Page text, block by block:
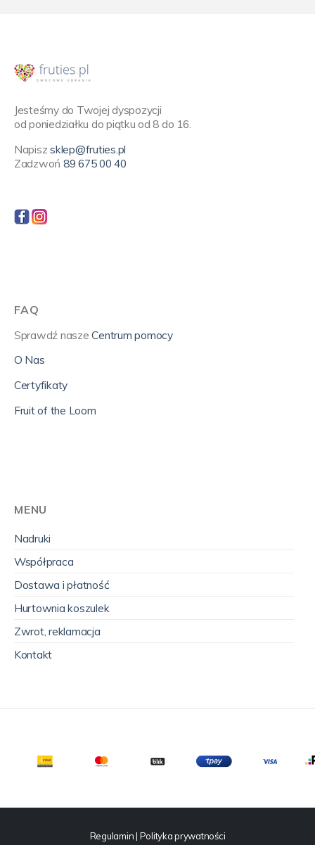
Jesteśmy do Twojej dyspozycji
od poniedziałku do piątku od 8 do 16.
Napiszsklep@fruties.pl
Zadzwoń 89 675 00 40
FAQ
Sprawdź naszeCentrum pomocy
O Nas
Certyfikaty
Fruit of the Loom
MENU
Nadruki
Współpraca
Dostawa i płatność
Hurtownia koszulek
Zwrot, reklamacja
Kontakt
Regulamin| Polityka prywatności